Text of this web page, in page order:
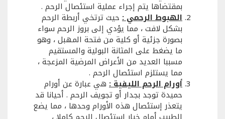
بمقتضاها يتم إجراء عملية استئصال الرحم .
الهبوط الرحمي : حيث ترتخي أربطة الرحم
بشكل لافت ، مما يؤدي إلى بروز الرحم سواء
بصورة جزئية أو كلية من فتحة المهبل ، وهو
ما يضغط على المثانة البولية والمستقيم
مسببا العديد من الأعراض المرضية المزعجة ،
مما يستلزم استئصال الرحم .
أورام الرحم الليفية : هي عبارة عن أورام
حميدة توجد بجدار أو تجويف الرحم . أحيانا قد
يتعذر إستئصال هذه الأورام وحدها ، مما يضع